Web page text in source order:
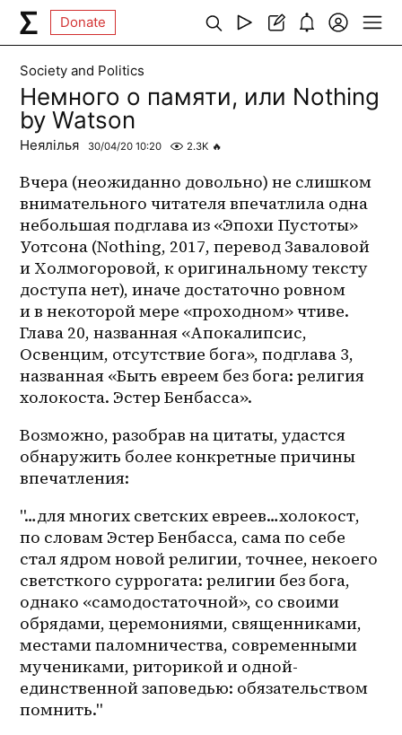
Donate
Society and Politics
Немного о памяти, или Nothing
by Watson
Неялілья 30/04/20 10:20 2.3K 🔥
Вчера (неожиданно довольно) не слишком
внимательного читателя впечатлила одна
небольшая подглава из «Эпохи Пустоты»
Уотсона (Nothing, 2017, перевод Заваловой
и Холмогоровой, к оригинальному тексту
доступа нет), иначе достаточно ровном
и в некоторой мере «проходном» чтиве.
Глава 20, названная «Апокалипсис,
Освенцим, отсутствие бога», подглава 3,
названная «Быть евреем без бога: религия
холокоста. Эстер Бенбасса».
Возможно, разобрав на цитаты, удастся
обнаружить более конкретные причины
впечатления:
"…для многих светских евреев…холокост,
по словам Эстер Бенбасса, сама по себе
стал ядром новой религии, точнее, некоего
светсткого суррогата: религии без бога,
однако «самодостаточной», со своими
обрядами, церемониями, священниками,
местами паломничества, современными
мучениками, риторикой и одной-
единственной заповедью: обязательством
помнить."